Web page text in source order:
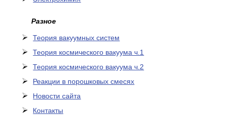
Разное
Теория вакуумных систем
Теория космического вакуума ч.1
Теория космического вакуума ч.2
Реакции в порошковых смесях
Новости сайта
Контакты